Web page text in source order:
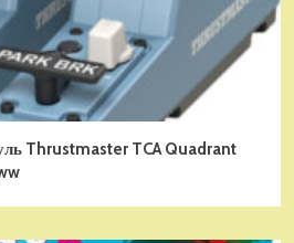
Thrustmaster TCA Quadrant